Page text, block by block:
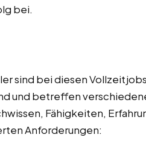
bei.
sind bei diesen
und betreffen
Fähigkeiten,
Anforderungen: